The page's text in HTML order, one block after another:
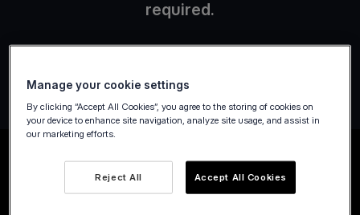
required.
Manage your cookie settings
By clicking “Accept All Cookies”, you agree to the storing of cookies on
your device to enhance site navigation, analyze site usage, and assist in
our marketing efforts.
Reject All Accept All Cookies